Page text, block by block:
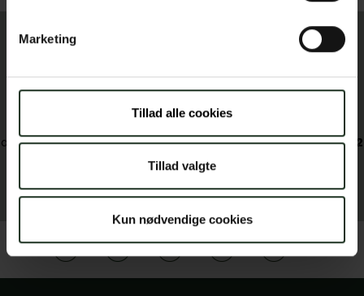
Marketing
Tillad alle cookies
Tillad valgte
Kun nødvendige cookies
forsikringer?
og dækninger der matcher dine behov – ring til os på 75 82
eller send en mail på
police@vejlebrand.dk
Vi glæder os til at høre fra dig.